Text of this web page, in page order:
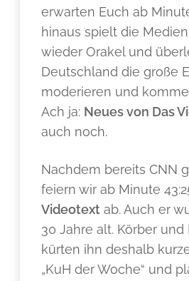
erwarten Euch ab
hinaus spielt die
wieder Orakel und
Deutschland die große
moderieren und
Ach ja: Neues von Das
auch noch.
Nachdem bereits CNN
feiern wir ab Minute
Videotext ab. Auch er
30 Jahre alt. Körber und
kürten ihn deshalb
„KuH der Woche“ und